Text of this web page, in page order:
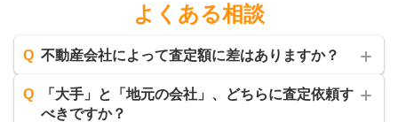
よくある相談
Q 不動産会社によって査定額に差はありますか？
Q
「大手」と「地元の会社」、どちらに査定依頼す
べきですか？